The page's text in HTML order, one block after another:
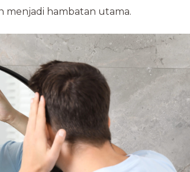
menjadi hambatan utama.